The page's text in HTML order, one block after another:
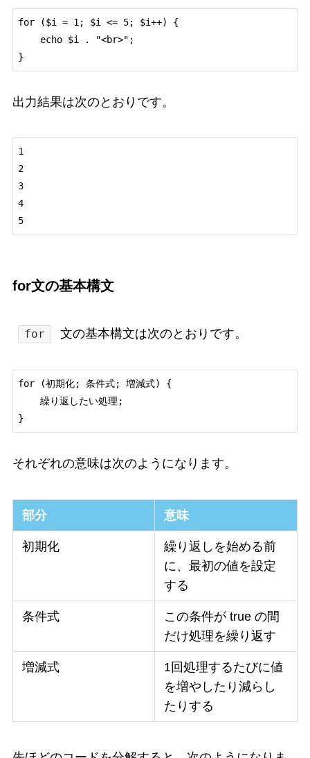
for ($i = 1; $i <= 5; $i++) {
出力結果は次のとおりです。
1
2
3
4
5
for文の基本構文
for 文の基本構文は次のとおりです。
for (初期化; 条件式; 増減式) {
それぞれの意味は次のようになります。
部分 意味
初期化
繰り返しを始める前
に、最初の値を設定
する
条件式
この条件が true の間
だけ処理を繰り返す
増減式
1回処理するたびに値
を増やしたり減らし
たりする